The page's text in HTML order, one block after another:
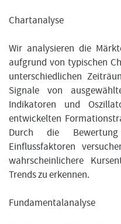
Chartanalyse
Wir analysieren die
aufgrund von typischen
unterschiedlichen
Signale von
Indikatoren und
entwickelten
Durch die
Einflussfaktoren
wahrscheinlichere
Trends zu erkennen.
Fundamentalanalyse